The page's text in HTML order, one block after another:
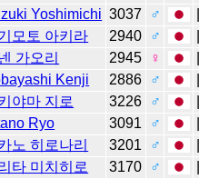
Yoshimichi 3037 ♂
모토 아키라 2940 ♂
가오리 2945 ♀
Kenji 2886 ♂
야마 지로 3226 ♂
Ryo 3091 ♂
노 히로나리 3201 ♂
타 미치히로 3170 ♂